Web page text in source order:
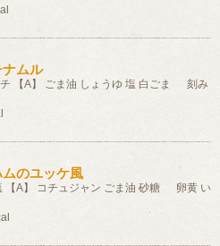
ナムル
チ 【A】 ごま油 しょうゆ 塩 白ごま 刻み
のユッケ風
【A】 コチュジャン ごま油 砂糖 卵黄 い